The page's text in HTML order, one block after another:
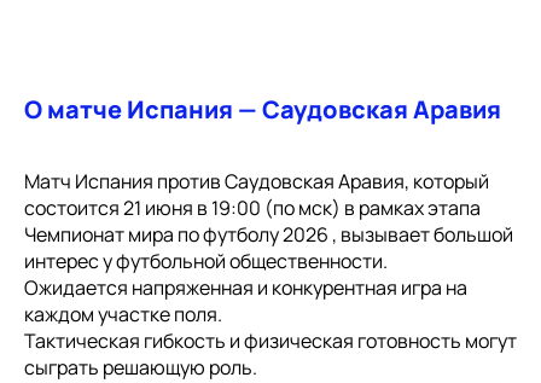
О матче Испания — Саудовская Аравия
Матч Испания против Саудовская Аравия, который
состоится 21 июня в 19:00 (по мск) в рамках этапа
Чемпионат мира по футболу 2026 , вызывает большой
интерес у футбольной общественности.
Ожидается напряженная и конкурентная игра на
каждом участке поля.
Тактическая гибкость и физическая готовность могут
сыграть решающую роль.